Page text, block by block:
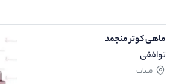
ماهی کوتر منجمد
توافقی
میناب